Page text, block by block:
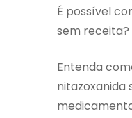
É possível
sem receita?
Entenda
nitazoxanida